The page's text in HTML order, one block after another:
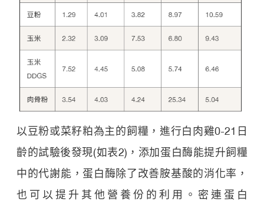
以豆粉或菜籽粕為主的飼糧，進行白肉雞0-21日
齡的試驗後發現(如表2)，添加蛋白酶能提升飼糧
中的代謝能，蛋白酶除了改善胺基酸的消化率，
也可以提升其他營養份的利用。密連蛋白